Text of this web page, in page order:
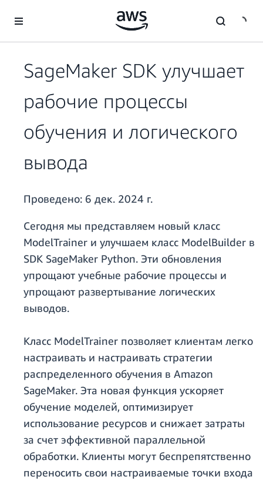
Перейти к главному контенту
SageMaker SDK улучшает
рабочие процессы
обучения и логического
вывода
Проведено: 6 дек. 2024 г.
Сегодня мы представляем новый класс
ModelTrainer и улучшаем класс ModelBuilder в
SDK SageMaker Python. Эти обновления
упрощают учебные рабочие процессы и
упрощают развертывание логических
выводов.
Класс ModelTrainer позволяет клиентам легко
настраивать и настраивать стратегии
распределенного обучения в Amazon
SageMaker. Эта новая функция ускоряет
обучение моделей, оптимизирует
использование ресурсов и снижает затраты
за счет эффективной параллельной
обработки. Клиенты могут беспрепятственно
переносить свои настраиваемые точки входа